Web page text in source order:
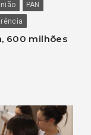
PAN
600 milhões